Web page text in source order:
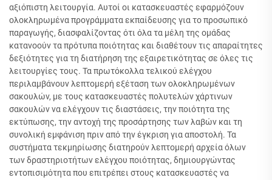
αξιόπιστη λειτουργία. Αυτοί οι κατασκευαστές εφαρμόζουν
ολοκληρωμένα προγράμματα εκπαίδευσης για το προσωπικό
παραγωγής, διασφαλίζοντας ότι όλα τα μέλη της ομάδας
κατανοούν τα πρότυπα ποιότητας και διαθέτουν τις απαραίτητες
δεξιότητες για τη διατήρηση της εξαιρετικότητας σε όλες τις
λειτουργίες τους. Τα πρωτόκολλα τελικού ελέγχου
περιλαμβάνουν λεπτομερή εξέταση των ολοκληρωμένων
σακουλών, με τους κατασκευαστές πολυτελών χάρτινων
σακουλών να ελέγχουν τις διαστάσεις, την ποιότητα της
εκτύπωσης, την αντοχή της προσάρτησης των λαβών και τη
συνολική εμφάνιση πριν από την έγκριση για αποστολή. Τα
συστήματα τεκμηρίωσης διατηρούν λεπτομερή αρχεία όλων
των δραστηριοτήτων ελέγχου ποιότητας, δημιουργώντας
εντοπισιμότητα που επιτρέπει στους κατασκευαστές να